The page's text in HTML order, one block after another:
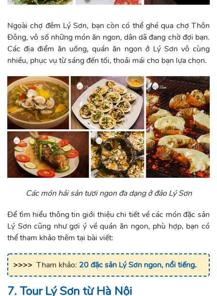
Ngoài chợ đêm Lý Sơn, bạn còn có thể ghé qua chợ Thôn
Đông, vô số những món ăn ngon, dân dã đang chờ đợi bạn.
Các địa điểm ăn uống, quán ăn ngon ở Lý Sơn vô cùng
nhiều, phục vụ từ sáng đến tối, thoải mái cho bạn lựa chọn.
Các món hải sản tươi ngon đa dạng ở đảo Lý Sơn
Để tìm hiểu thông tin giới thiệu chi tiết về các món đặc sản
Lý Sơn cũng như gợi ý về quán ăn ngon, phù hợp, bạn có
thể tham khảo thêm tại bài viết:
>>>> Tham khảo: 20 đặc sản Lý Sơn ngon, nổi tiếng.
7. Tour Lý Sơn từ Hà Nội